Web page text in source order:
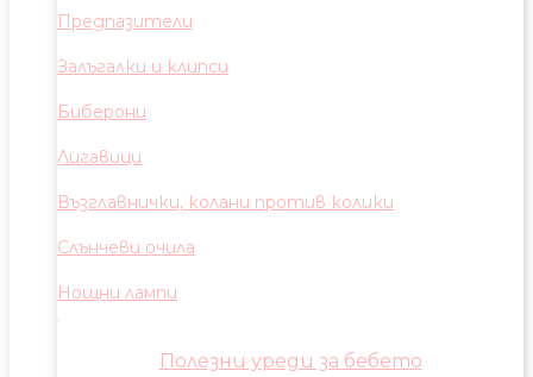
Предпазители
Залъгалки и клипси
Биберони
Лигавици
Възглавнички, колани против колики
Слънчеви очила
Нощни лампи
Полезни уреди за бебето